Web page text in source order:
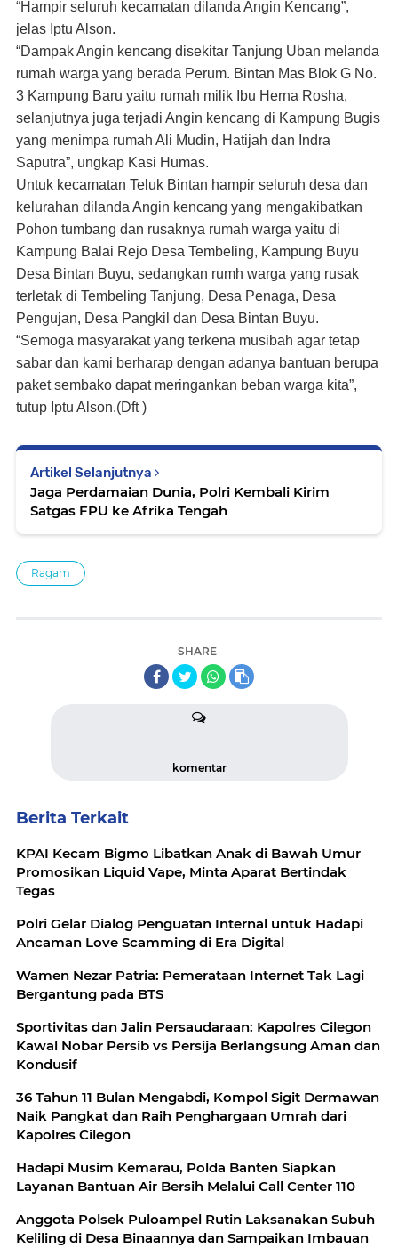
“Hampir seluruh kecamatan dilanda Angin Kencang”,
jelas Iptu Alson.
“Dampak Angin kencang disekitar Tanjung Uban melanda
rumah warga yang berada Perum. Bintan Mas Blok G No.
3 Kampung Baru yaitu rumah milik Ibu Herna Rosha,
selanjutnya juga terjadi Angin kencang di Kampung Bugis
yang menimpa rumah Ali Mudin, Hatijah dan Indra
Saputra”, ungkap Kasi Humas.
Untuk kecamatan Teluk Bintan hampir seluruh desa dan
kelurahan dilanda Angin kencang yang mengakibatkan
Pohon tumbang dan rusaknya rumah warga yaitu di
Kampung Balai Rejo Desa Tembeling, Kampung Buyu
Desa Bintan Buyu, sedangkan rumh warga yang rusak
terletak di Tembeling Tanjung, Desa Penaga, Desa
Pengujan, Desa Pangkil dan Desa Bintan Buyu.
“Semoga masyarakat yang terkena musibah agar tetap
sabar dan kami berharap dengan adanya bantuan berupa
paket sembako dapat meringankan beban warga kita”,
tutup Iptu Alson.(Dft )
Artikel Selanjutnya
Jaga Perdamaian Dunia, Polri Kembali Kirim
Satgas FPU ke Afrika Tengah
Ragam
SHARE
komentar
Berita Terkait
KPAI Kecam Bigmo Libatkan Anak di Bawah Umur
Promosikan Liquid Vape, Minta Aparat Bertindak
Tegas
Polri Gelar Dialog Penguatan Internal untuk Hadapi
Ancaman Love Scamming di Era Digital
Wamen Nezar Patria: Pemerataan Internet Tak Lagi
Bergantung pada BTS
Sportivitas dan Jalin Persaudaraan: Kapolres Cilegon
Kawal Nobar Persib vs Persija Berlangsung Aman dan
Kondusif
36 Tahun 11 Bulan Mengabdi, Kompol Sigit Dermawan
Naik Pangkat dan Raih Penghargaan Umrah dari
Kapolres Cilegon
Hadapi Musim Kemarau, Polda Banten Siapkan
Layanan Bantuan Air Bersih Melalui Call Center 110
Anggota Polsek Puloampel Rutin Laksanakan Subuh
Keliling di Desa Binaannya dan Sampaikan Imbauan